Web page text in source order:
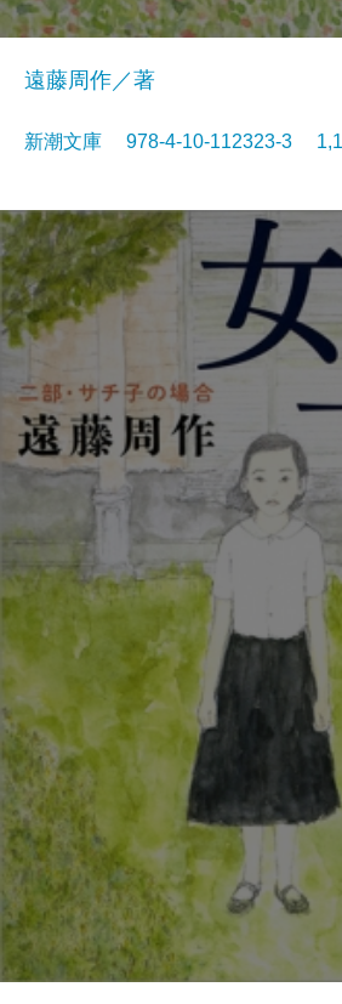
遠藤周作／著
新潮文庫 978-4-10-112323-3